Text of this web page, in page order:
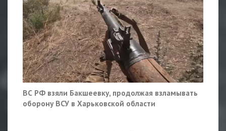
ВС РФ взяли Бакшеевку, продолжая взламывать
оборону ВСУ в Харьковской области